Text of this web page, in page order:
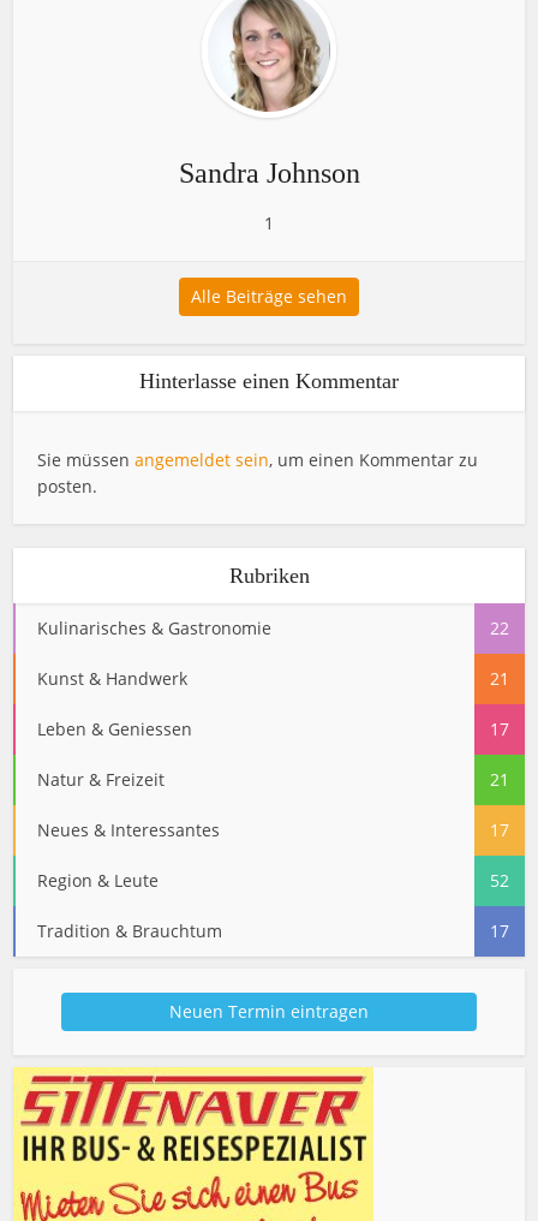
Sandra Johnson
1
Alle Beiträge sehen
Hinterlasse einen Kommentar
Sie müssenangemeldet sein, um einen Kommentar zu
posten.
Rubriken
Kulinarisches & Gastronomie 22
Kunst & Handwerk 21
Leben & Geniessen 17
Natur & Freizeit 21
Neues & Interessantes 17
Region & Leute 52
Tradition & Brauchtum 17
Neuen Termin eintragen